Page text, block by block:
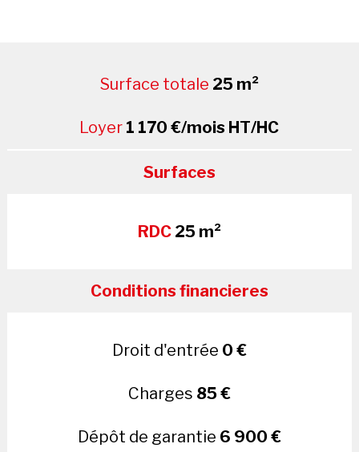
Surface totale 25 m²
Loyer 1 170 €/mois HT/HC
Surfaces
RDC 25 m²
Conditions financieres
Droit d'entrée 0 €
Charges 85 €
Dépôt de garantie 6 900 €